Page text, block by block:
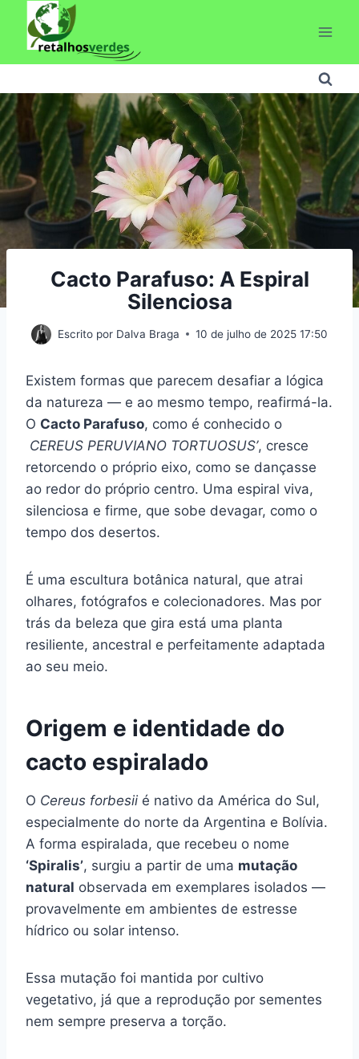
para
Cacto Parafuso: A Espiral
Silenciosa
Escrito por Dalva Braga 10 de julho de 2025 17:50
Existem formas que parecem desafiar a lógica
da natureza — e ao mesmo tempo, reafirmá-la.
O Cacto Parafuso, como é conhecido o
CEREUS PERUVIANO TORTUOSUS’, cresce
retorcendo o próprio eixo, como se dançasse
ao redor do próprio centro. Uma espiral viva,
silenciosa e firme, que sobe devagar, como o
tempo dos desertos.
É uma escultura botânica natural, que atrai
olhares, fotógrafos e colecionadores. Mas por
trás da beleza que gira está uma planta
resiliente, ancestral e perfeitamente adaptada
ao seu meio.
Origem e identidade do
cacto espiralado
O Cereus forbesii é nativo da América do Sul,
especialmente do norte da Argentina e Bolívia.
A forma espiralada, que recebeu o nome
‘Spiralis’, surgiu a partir de uma mutação
natural observada em exemplares isolados —
provavelmente em ambientes de estresse
hídrico ou solar intenso.
Essa mutação foi mantida por cultivo
vegetativo, já que a reprodução por sementes
nem sempre preserva a torção.